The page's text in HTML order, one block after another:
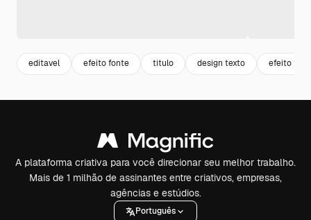
editavel efeito fonte titulo design texto efeito
A plataforma criativa para você direcionar seu melhor trabalho.
Mais de 1 milhão de assinantes entre criativos, empresas,
agências e estúdios.
Português